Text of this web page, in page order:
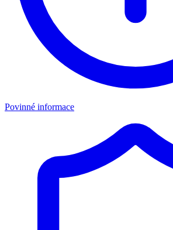
Povinné informace